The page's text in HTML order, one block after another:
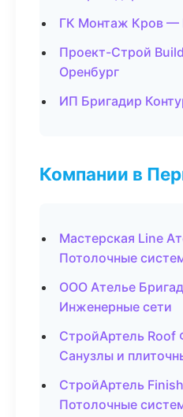
ГК Монтаж Кров —
Проект-Строй
Оренбург
ИП Бригадир
Компании в
Мастерская Line
Потолочные
ООО Ателье
Инженерные сети
СтройАртель
Санузлы и
СтройАртель
Потолочные